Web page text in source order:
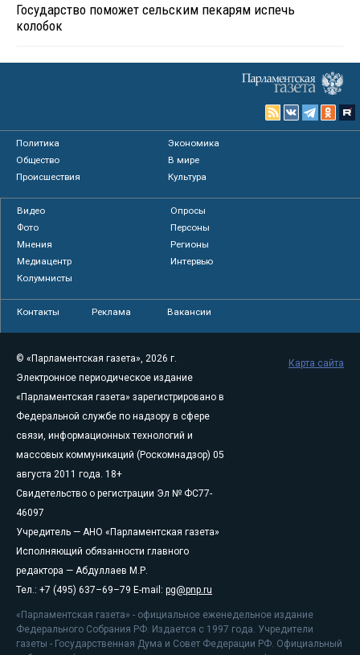
Государство поможет сельским пекарям испечь
колобок
Политика
Экономика
Общество
В мире
Происшествия
Культура
Видео
Опросы
Фото
Персоны
Мнения
Регионы
Медиацентр
Интервью
Колумнисты
Контакты Реклама Вакансии
© «Парламентская газета», 2026 г.
Электронное периодическое издание
«Парламентская газета» зарегистрировано в
Федеральной службе по надзору в сфере
связи, информационных технологий и
массовых коммуникаций (Роскомнадзор) 05
августа 2011 года. 18+
Свидетельство о регистрации Эл № ФС77-
46097
Учредитель — АНО «Парламентская газета»
Исполняющий обязанности главного
редактора — Абдуллаев М.Р.
Тел.: +7 (495) 637–69–79 E-mail: pg@pnp.ru
«Парламентская газета» - официальное еженедельное издание
Федерального Собрания РФ. Издается с 1997 года. Учредители
газеты - Государственная Дума и Совет Федерации РФ. Официальный
Карта сайта